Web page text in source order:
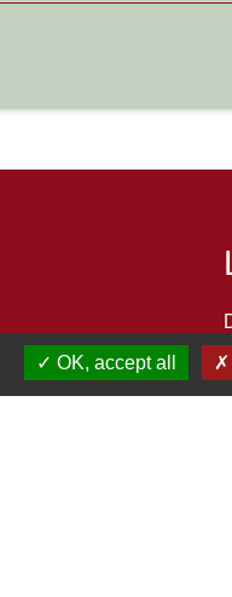
OK, accept all